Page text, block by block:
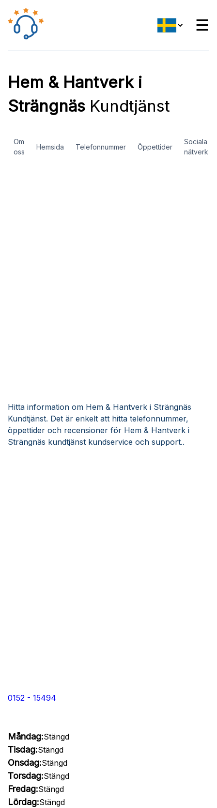
☰
Hem & Hantverk i
Strängnäs Kundtjänst
Om
oss
Hemsida Telefonnummer Öppettider
Sociala
nätverk
Hitta information om Hem & Hantverk i Strängnäs
Kundtjänst. Det är enkelt att hitta telefonnummer,
öppettider och recensioner för Hem & Hantverk i
Strängnäs kundtjänst kundservice och support..
0152 - 15494
Måndag:Stängd
Tisdag:Stängd
Onsdag:Stängd
Torsdag:Stängd
Fredag:Stängd
Lördag:Stängd